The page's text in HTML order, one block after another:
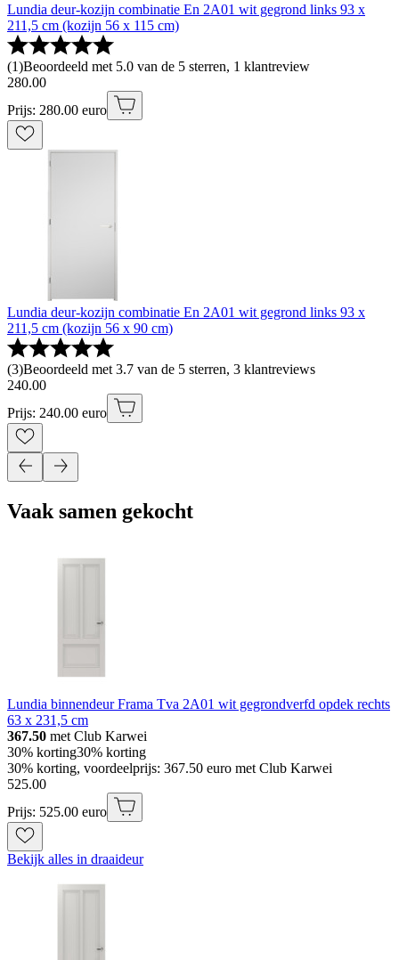
Lundia deur-kozijn combinatie En 2A01 wit gegrond links 93 x
211,5 cm (kozijn 56 x 115 cm)
(1)Beoordeeld met 5.0 van de 5 sterren, 1 klantreview
280.00
Prijs: 280.00 euro
Lundia deur-kozijn combinatie En 2A01 wit gegrond links 93 x
211,5 cm (kozijn 56 x 90 cm)
(3)Beoordeeld met 3.7 van de 5 sterren, 3 klantreviews
240.00
Prijs: 240.00 euro
Vaak samen gekocht
Lundia binnendeur Frama Tva 2A01 wit gegrondverfd opdek rechts
63 x 231,5 cm
367.50 met Club Karwei
30% korting30% korting
30% korting, voordeelprijs: 367.50 euro met Club Karwei
525.00
Prijs: 525.00 euro
Bekijk alles in draaideur